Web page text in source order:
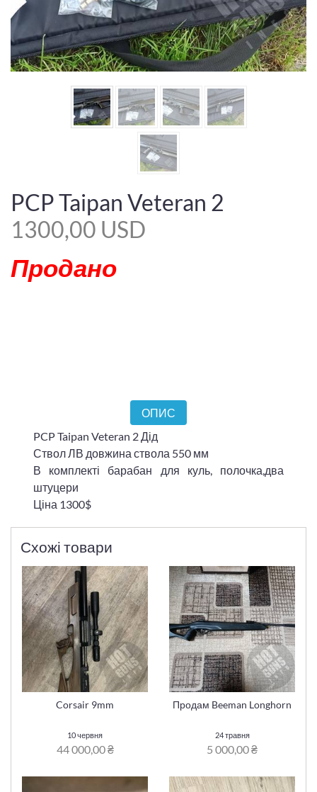
PCP Taipan Veteran 2
1300,00 USD
Продано
ОПИС
PCP Taipan Veteran 2 Дід
Ствол ЛВ довжина ствола 550 мм
В комплекті барабан для куль, полочка,два
штуцери
Ціна 1300$
Схожі товари
Corsair 9mm
10 червня
44 000,00 ₴
Продам Beeman Longhorn
24 травня
5 000,00 ₴